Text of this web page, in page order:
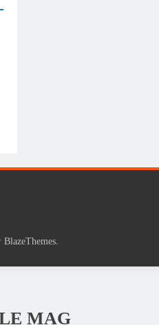
BlazeThemes.
MAG